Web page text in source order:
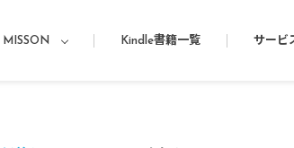
MISSON Kindle書籍一覧 サービ